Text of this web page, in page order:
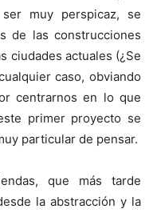
muy perspicaz, se
de las construcciones
ciudades actuales (¿Se
caso, obviando
centrarnos en lo que
primer proyecto se
particular de pensar.
que más tarde
la abstracción y la